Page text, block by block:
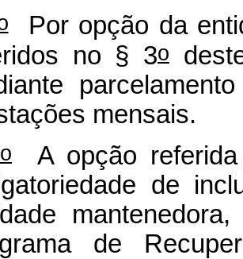
Por opção da
no § 3o
mensais.
o
A opção
de
de